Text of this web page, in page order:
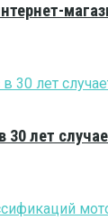
30 лет